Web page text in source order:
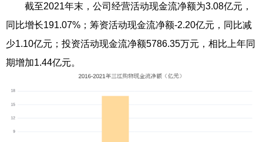
截至2021年末，公司经营活动现金流净额为3.08亿元，
同比增长191.07%；筹资活动现金流净额-2.20亿元，同比减
少1.10亿元；投资活动现金流净额5786.35万元，相比上年同
期增加1.44亿元。